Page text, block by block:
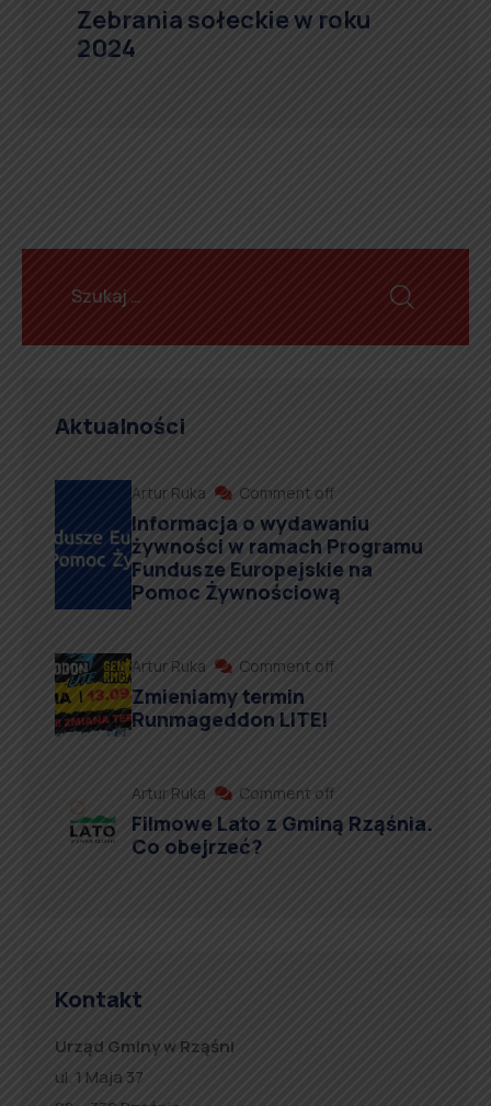
Zebrania sołeckie w roku
2024
Aktualności
Artur Ruka Comment off
Informacja o wydawaniu
żywności w ramach Programu
Fundusze Europejskie na
Pomoc Żywnościową
Artur Ruka Comment off
Zmieniamy termin
Runmageddon LITE!
Artur Ruka Comment off
Filmowe Lato z Gminą Rząśnia.
Co obejrzeć?
Kontakt
Urząd Gminy w Rząśni
ul. 1 Maja 37